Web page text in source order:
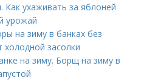
Как ухаживать за яблоней
урожай
на зиму в банках без
холодной засолки
на зиму. Борщ на зиму в